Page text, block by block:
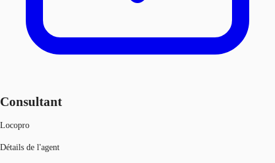
Consultant
Locopro
Détails de l'agent